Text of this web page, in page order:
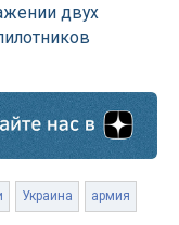
двух
Украина армия